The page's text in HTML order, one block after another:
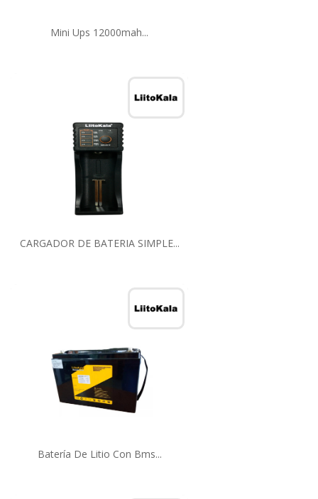
Mini Ups 12000mah...
CARGADOR DE BATERIA SIMPLE...
Batería De Litio Con Bms...